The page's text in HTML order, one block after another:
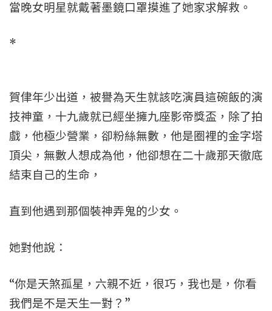
當晚女明星就戴著墨鏡口罩摸進了她家求解救。
*
賀侓年少出道，被譽為天生就該吃演員這碗飯的演
技神童，十九歲就已經坐擁九座影帝獎盃，除了拍
戲，他極少營業，卻粉絲無數，他是圈裡的金字塔
頂尖，無數人想成為他，他卻想在二十歲那天徹底
結束自己的生命，
直到他遇到那個裝神弄鬼的少女。
她對他說：
“你是天煞孤星，六親不近，很巧，我也是，你看
我們是不是天生一對？”